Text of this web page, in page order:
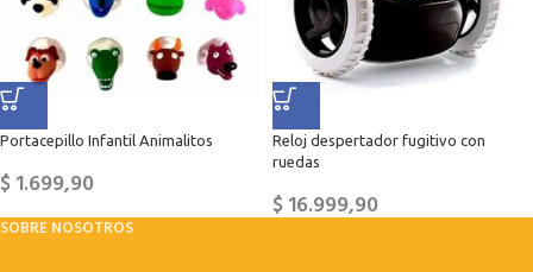
Portacepillo Infantil Animalitos
$1.699,90
Reloj despertador fugitivo con
ruedas
$16.999,90
SOBRE NOSOTROS